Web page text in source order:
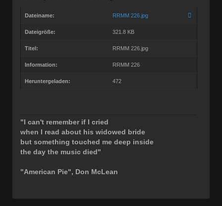
Dateiname: RRMM 226.jpg
Dateigröße: 321.8 KB
Titel: RRMM 226.jpg
Information: RRMM 226
Heruntergeladen: 472
"I can't remember if I cried
when I read about his widowed bride
but something touched me deep inside
the day the music died"
"American Pie", Don McLean